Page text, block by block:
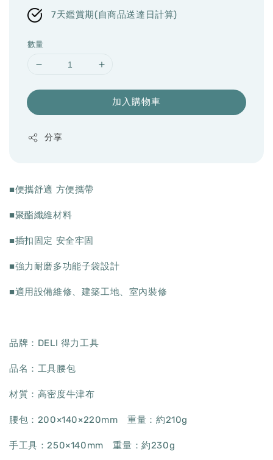
7天鑑賞期(自商品送達日計算)
數量
加入購物車
分享
■便攜舒適 方便攜帶
■聚酯纖維材料
■插扣固定 安全牢固
■強力耐磨多功能子袋設計
■適用設備維修、建築工地、室內裝修
品牌：DELI 得力工具
品名：工具腰包
材質：高密度牛津布
腰包：200×140×220mm 重量：約210g
手工具：250×140mm 重量：約230g